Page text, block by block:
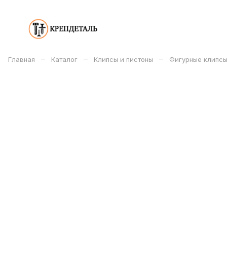
Главная – Каталог – Клипсы и пистоны – Фигурные